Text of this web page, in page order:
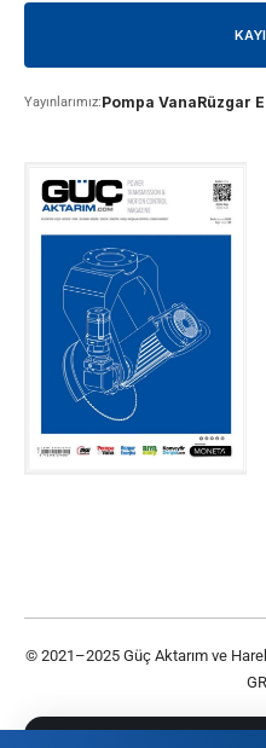
Yayınlarımız:Pompa VanaRüzgar
© 2021–2025 Güç Aktarım ve